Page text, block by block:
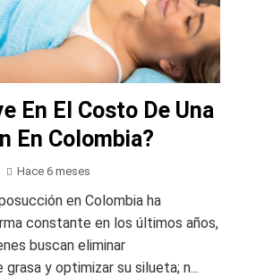
En El Costo De Una
En Colombia?
Hace 6 meses
en Colombia ha
constante en los últimos años,
buscan eliminar
y optimizar su silueta; n...